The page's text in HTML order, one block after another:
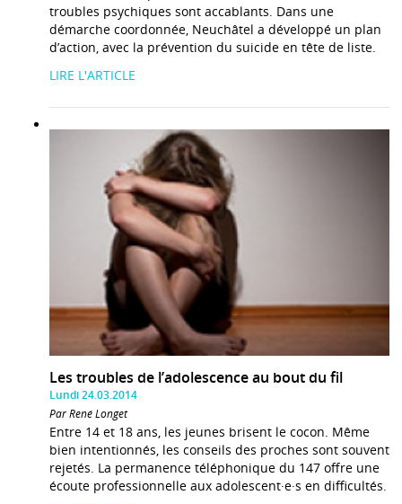
troubles psychiques sont accablants. Dans une
démarche coordonnée, Neuchâtel a développé un plan
d’action, avec la prévention du suicide en tête de liste.
LIRE L'ARTICLE
Les troubles de l’adolescence au bout du fil
Lundi 24.03.2014
Par René Longet
Entre 14 et 18 ans, les jeunes brisent le cocon. Même
bien intentionnés, les conseils des proches sont souvent
rejetés. La permanence téléphonique du 147 offre une
écoute professionnelle aux adolescent·e·s en difficultés.